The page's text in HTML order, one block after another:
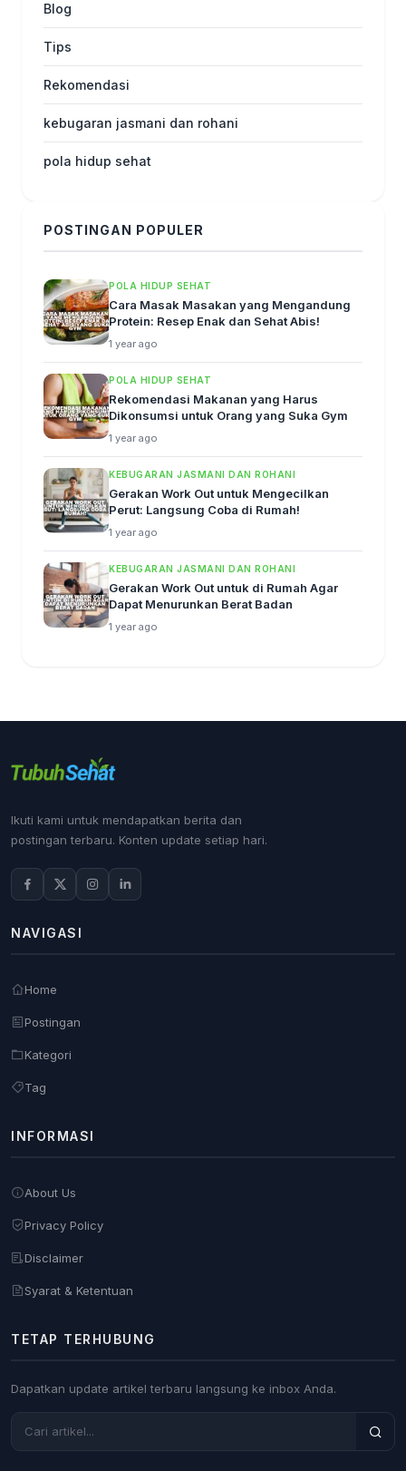
Blog
Tips
Rekomendasi
kebugaran jasmani dan rohani
pola hidup sehat
POSTINGAN POPULER
POLA HIDUP SEHAT
Cara Masak Masakan yang Mengandung
Protein: Resep Enak dan Sehat Abis!
1 year ago
POLA HIDUP SEHAT
Rekomendasi Makanan yang Harus
Dikonsumsi untuk Orang yang Suka Gym
1 year ago
KEBUGARAN JASMANI DAN ROHANI
Gerakan Work Out untuk Mengecilkan
Perut: Langsung Coba di Rumah!
1 year ago
KEBUGARAN JASMANI DAN ROHANI
Gerakan Work Out untuk di Rumah Agar
Dapat Menurunkan Berat Badan
1 year ago
Ikuti kami untuk mendapatkan berita dan
postingan terbaru. Konten update setiap hari.
NAVIGASI
Home
Postingan
Kategori
Tag
INFORMASI
About Us
Privacy Policy
Disclaimer
Syarat & Ketentuan
TETAP TERHUBUNG
Dapatkan update artikel terbaru langsung ke inbox Anda.